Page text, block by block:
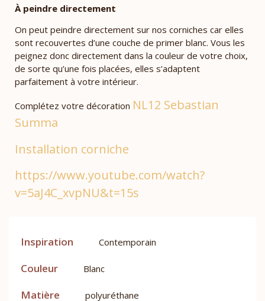
À peindre directement
On peut peindre directement sur nos corniches car elles
sont recouvertes d’une couche de primer blanc. Vous les
peignez donc directement dans la couleur de votre choix,
de sorte qu’une fois placées, elles s’adaptent
parfaitement à votre intérieur.
Complétez votre décoration NL12 Sebastian
Summa
Installation corniche
https://www.youtube.com/watch?
v=5aJ4C_xvpNU&t=15s
Inspiration Contemporain
Couleur Blanc
Matière polyuréthane